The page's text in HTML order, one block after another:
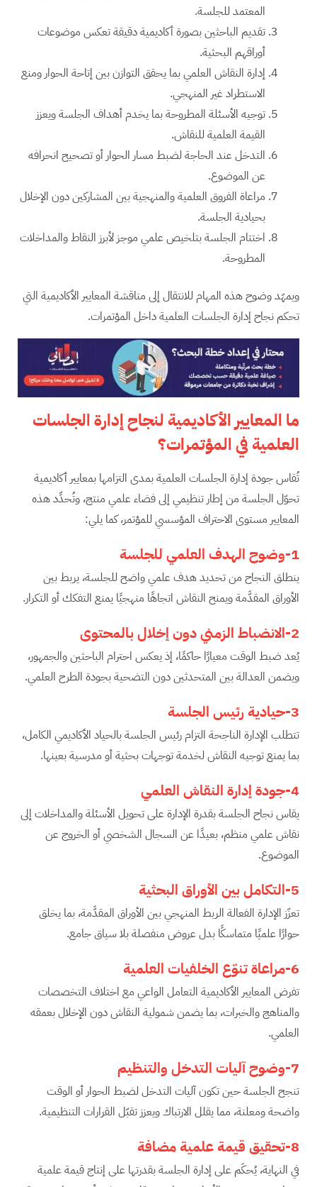
المعتمد للجلسة.
تقديم الباحثين بصورة أكاديمية دقيقة تعكس موضوعات
أوراقهم البحثية.
إدارة النقاش العلمي بما يحقق التوازن بين إتاحة الحوار ومنع
الاستطراد غير المنهجي.
توجيه الأسئلة المطروحة بما يخدم أهداف الجلسة ويعزز
القيمة العلمية للنقاش.
التدخل عند الحاجة لضبط مسار الحوار أو تصحيح انحرافه
عن الموضوع.
مراعاة الفروق العلمية والمنهجية بين المشاركين دون الإخلال
بحيادية الجلسة.
اختتام الجلسة بتلخيص علمي موجز لأبرز النقاط والمداخلات
المطروحة.
ويمهّد وضوح هذه المهام للانتقال إلى مناقشة المعايير الأكاديمية التي
تحكم نجاح إدارة الجلسات العلمية داخل المؤتمرات.
ما المعايير الأكاديمية لنجاح إدارة الجلسات
العلمية في المؤتمرات؟
تُقاس جودة إدارة الجلسات العلمية بمدى التزامها بمعايير أكاديمية
تحوّل الجلسة من إطار تنظيمي إلى فضاء علمي منتج، وتُحدِّد هذه
المعايير مستوى الاحتراف المؤسسي للمؤتمر، كما يلي:
1-وضوح الهدف العلمي للجلسة
ينطلق النجاح من تحديد هدف علمي واضح للجلسة، يربط بين
الأوراق المقدَّمة ويمنح النقاش اتجاهًا منهجيًا يمنع التفكك أو التكرار.
2-الانضباط الزمني دون إخلال بالمحتوى
يُعد ضبط الوقت معيارًا حاكمًا، إذ يعكس احترام الباحثين والجمهور،
ويضمن العدالة بين المتحدثين دون التضحية بجودة الطرح العلمي.
3-حيادية رئيس الجلسة
تتطلب الإدارة الناجحة التزام رئيس الجلسة بالحياد الأكاديمي الكامل،
بما يمنع توجيه النقاش لخدمة توجهات بحثية أو مدرسية بعينها.
4-جودة إدارة النقاش العلمي
يقاس نجاح الجلسة بقدرة الإدارة على تحويل الأسئلة والمداخلات إلى
نقاش علمي منظم، بعيدًا عن السجال الشخصي أو الخروج عن
الموضوع.
5-التكامل بين الأوراق البحثية
تعزّز الإدارة الفعالة الربط المنهجي بين الأوراق المقدَّمة، بما يخلق
حوارًا علميًا متماسكًا بدل عروض منفصلة بلا سياق جامع.
6-مراعاة تنوّع الخلفيات العلمية
تفرض المعايير الأكاديمية التعامل الواعي مع اختلاف التخصصات
والمناهج والخبرات، بما يضمن شمولية النقاش دون الإخلال بعمقه
العلمي.
7-وضوح آليات التدخل والتنظيم
تنجح الجلسة حين تكون آليات التدخل لضبط الحوار أو الوقت
واضحة ومعلنة، مما يقلل الارتباك ويعزز تقبّل القرارات التنظيمية.
8-تحقيق قيمة علمية مضافة
في النهاية، يُحكَم على إدارة الجلسة بقدرتها على إنتاج قيمة علمية